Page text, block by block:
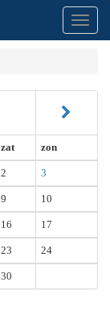
zat zon
2 3
9 10
16 17
23 24
30